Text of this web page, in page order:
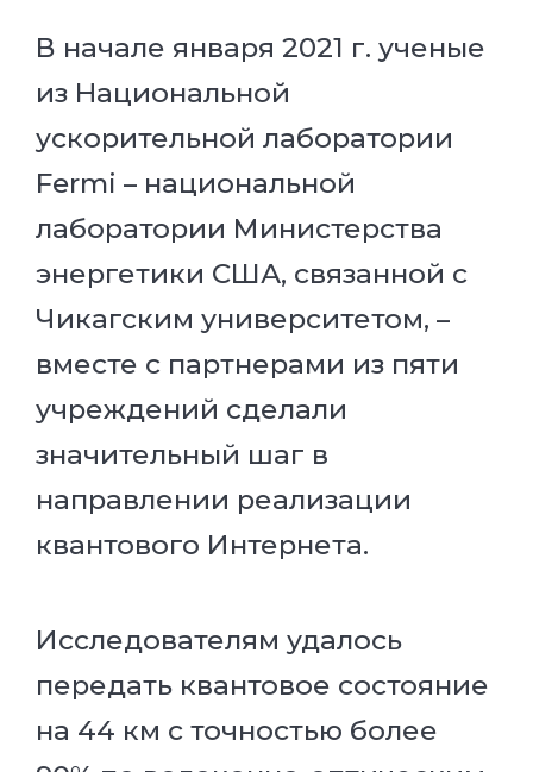
В начале января 2021 г. ученые
из Национальной
ускорительной лаборатории
Fermi – национальной
лаборатории Министерства
энергетики США, связанной с
Чикагским университетом, –
вместе с партнерами из пяти
учреждений сделали
значительный шаг в
направлении реализации
квантового Интернета.
Исследователям удалось
передать квантовое состояние
на 44 км с точностью более